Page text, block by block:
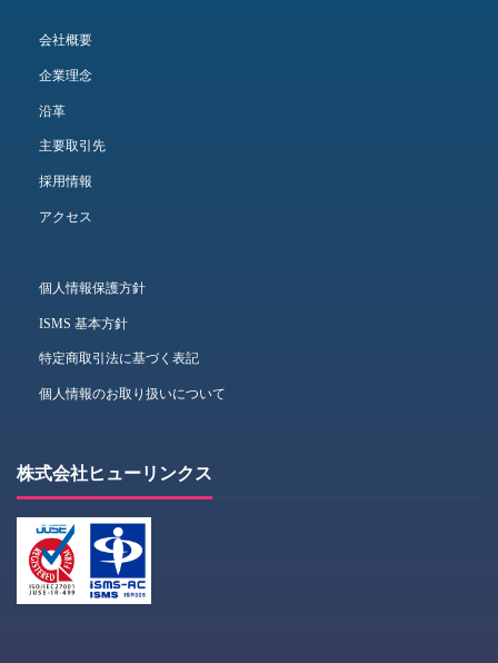
会社概要
企業理念
沿革
主要取引先
採用情報
アクセス
個人情報保護方針
ISMS 基本方針
特定商取引法に基づく表記
個人情報のお取り扱いについて
株式会社ヒューリンクス